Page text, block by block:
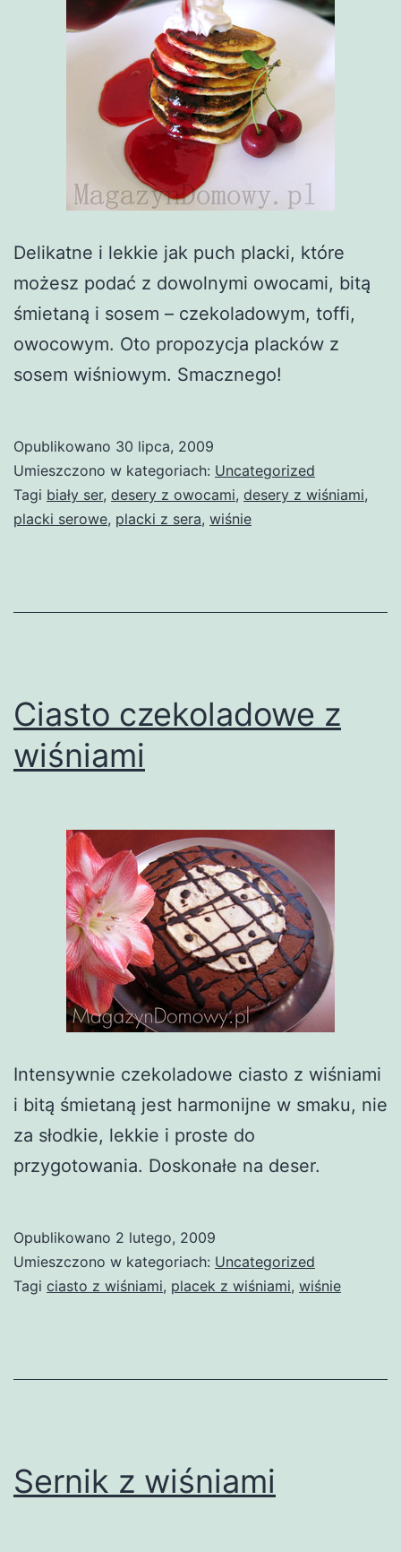
Delikatne i lekkie jak puch placki, które
możesz podać z dowolnymi owocami, bitą
śmietaną i sosem – czekoladowym, toffi,
owocowym. Oto propozycja placków z
sosem wiśniowym. Smacznego!
Opublikowano 30 lipca, 2009
Umieszczono w kategoriach: Uncategorized
Tagi biały ser, desery z owocami, desery z wiśniami,
placki serowe, placki z sera, wiśnie
Ciasto czekoladowe z
wiśniami
Intensywnie czekoladowe ciasto z wiśniami
i bitą śmietaną jest harmonijne w smaku, nie
za słodkie, lekkie i proste do
przygotowania. Doskonałe na deser.
Opublikowano 2 lutego, 2009
Umieszczono w kategoriach: Uncategorized
Tagi ciasto z wiśniami, placek z wiśniami, wiśnie
Sernik z wiśniami